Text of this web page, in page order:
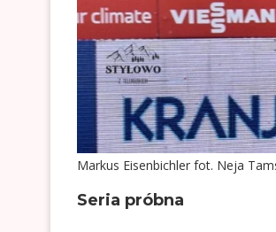
Markus Eisenbichler fot. Neja
Seria próbna